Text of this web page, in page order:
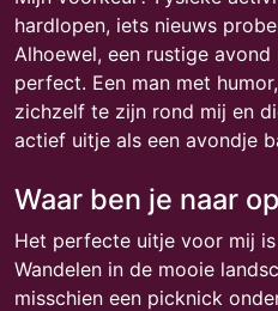
hardlopen, iets nieuws
Alhoewel, een rustige
perfect. Een man met
zichzelf te zijn rond mij en
actief uitje als een avondje
Waar ben je naar
Het perfecte uitje voor mij
Wandelen in de mooie
misschien een picknick